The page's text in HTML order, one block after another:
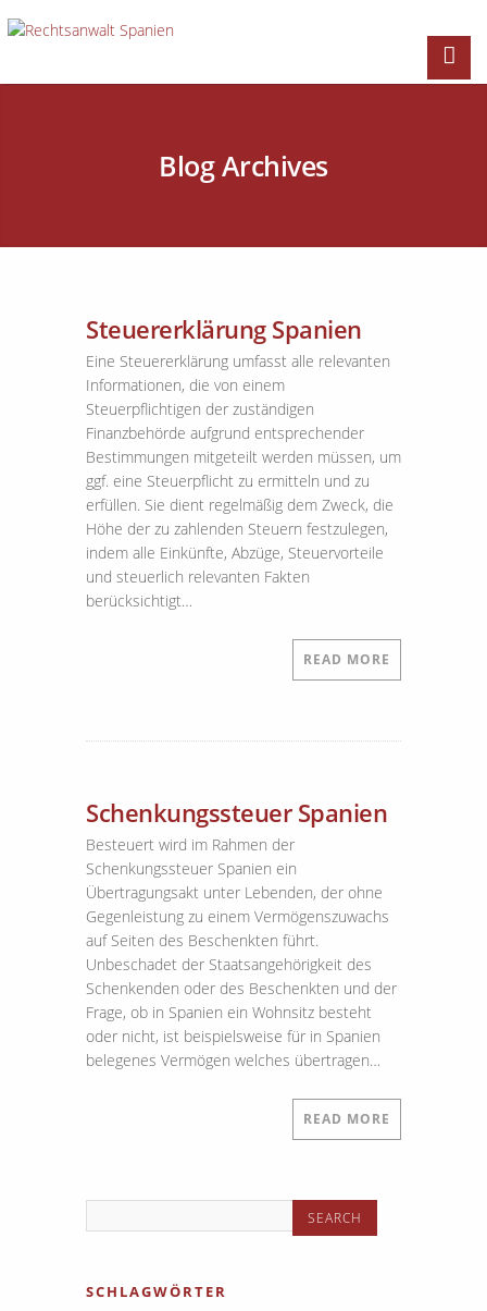
Blog Archives
Steuererklärung Spanien
Eine Steuererklärung umfasst alle relevanten
Informationen, die von einem
Steuerpflichtigen der zuständigen
Finanzbehörde aufgrund entsprechender
Bestimmungen mitgeteilt werden müssen, um
ggf. eine Steuerpflicht zu ermitteln und zu
erfüllen. Sie dient regelmäßig dem Zweck, die
Höhe der zu zahlenden Steuern festzulegen,
indem alle Einkünfte, Abzüge, Steuervorteile
und steuerlich relevanten Fakten
berücksichtigt…
READ MORE
Schenkungssteuer Spanien
Besteuert wird im Rahmen der
Schenkungssteuer Spanien ein
Übertragungsakt unter Lebenden, der ohne
Gegenleistung zu einem Vermögenszuwachs
auf Seiten des Beschenkten führt.
Unbeschadet der Staatsangehörigkeit des
Schenkenden oder des Beschenkten und der
Frage, ob in Spanien ein Wohnsitz besteht
oder nicht, ist beispielsweise für in Spanien
belegenes Vermögen welches übertragen…
READ MORE
SCHLAGWÖRTER